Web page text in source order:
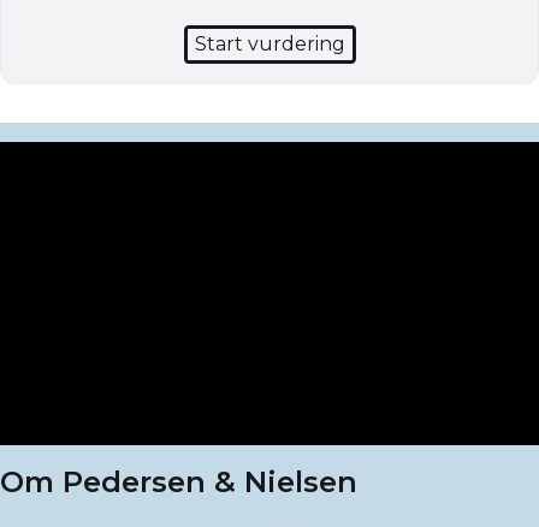
Start vurdering
Om Pedersen & Nielsen